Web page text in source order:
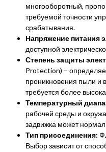
многооборотный,
требуемой точности
срабатывания.
Напряжение питания
доступной
Степень защиты
Protection) –
проникновения пыли и
требуется более
Температурный
рабочей среды и
задвижка может
Тип присоединения:
Выбор зависит от